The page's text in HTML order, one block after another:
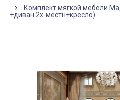
Комплект мягкой мебели
+диван 2х-местн+кресло)